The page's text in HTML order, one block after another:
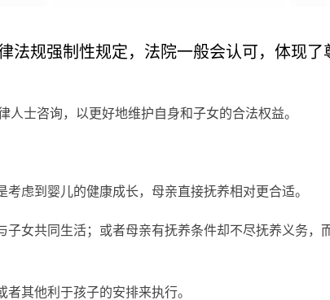
规强制性规定，法院一般会认可，体现了
士咨询，以更好地维护自身和子女的合法权益。
虑到婴儿的健康成长，母亲直接抚养相对更合适。
女共同生活；或者母亲有抚养条件却不尽抚养义务，
其他利于孩子的安排来执行。